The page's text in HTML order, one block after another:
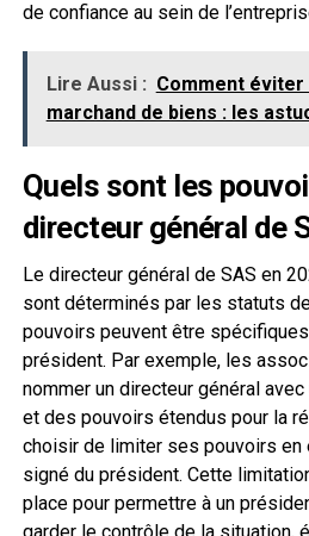
de confiance au sein de
Lire Aussi : Comment
marchand de biens : les
Quels sont les
directeur général de
Le directeur général de SAS en
sont déterminés par les statuts
pouvoirs peuvent être
président. Par exemple, les
nommer un directeur général
et des pouvoirs étendus pour la
choisir de limiter ses pouvoirs en
signé du président. Cette
place pour permettre à un